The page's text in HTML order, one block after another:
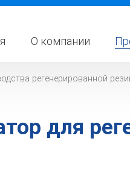
О компании
регенерированной
для